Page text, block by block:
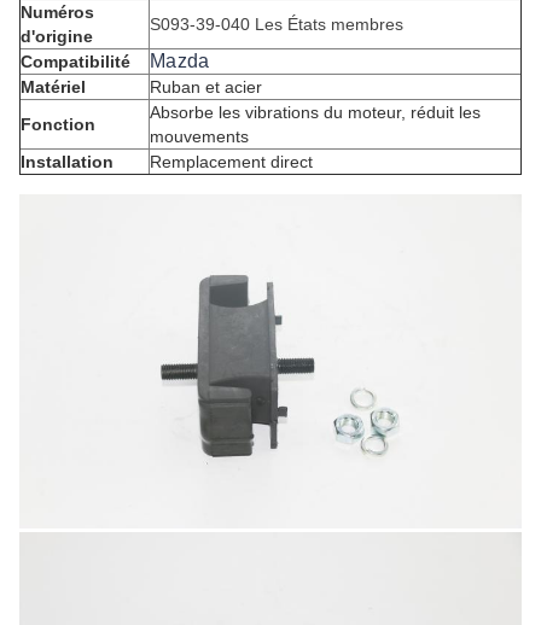
Numéros
d'origine
S093-39-040 Les États membres
Compatibilité
Mazda
Matériel
Ruban et acier
Fonction
Absorbe les vibrations du moteur, réduit les
mouvements
Installation
Remplacement direct